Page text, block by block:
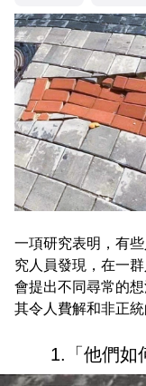
一項研究表明，有
究人員發現，在一
會提出不同尋常的
其令人費解和非正
1.「他們如